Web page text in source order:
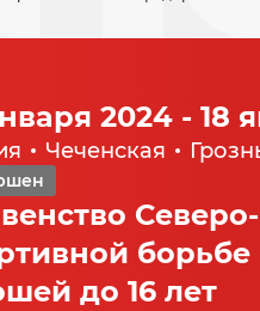
2024 - 18
Чеченская
до 16 лет